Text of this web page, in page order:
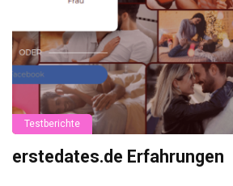
Testberichte
erstedates.de Erfahrungen